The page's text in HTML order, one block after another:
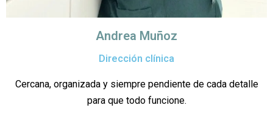
Andrea Muñoz
Dirección clínica
Cercana, organizada y siempre pendiente de cada detalle
para que todo funcione.